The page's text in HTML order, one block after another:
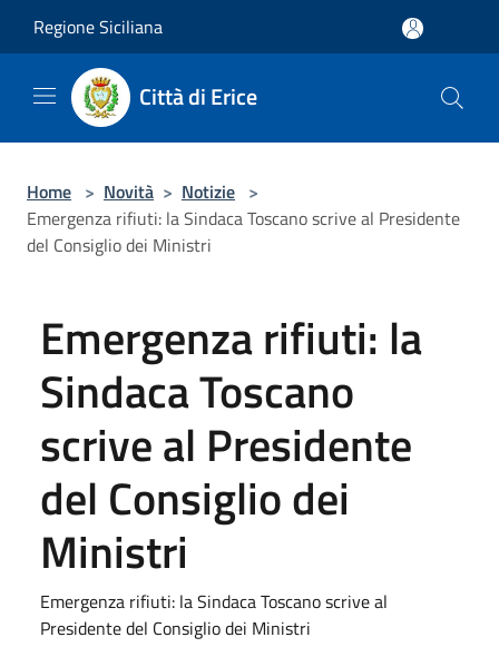
Regione Siciliana
Città di Erice
Home > Novità > Notizie >
Emergenza rifiuti: la Sindaca Toscano scrive al Presidente
del Consiglio dei Ministri
Emergenza rifiuti: la
Sindaca Toscano
scrive al Presidente
del Consiglio dei
Ministri
Emergenza rifiuti: la Sindaca Toscano scrive al
Presidente del Consiglio dei Ministri